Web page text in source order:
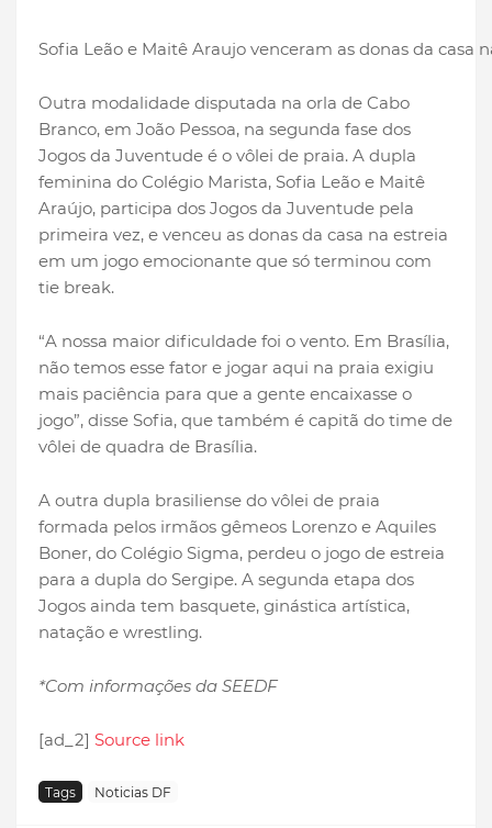
Sofia Leão e Maitê Araujo venceram as donas da casa
Outra modalidade disputada na orla de Cabo
Branco, em João Pessoa, na segunda fase dos
Jogos da Juventude é o vôlei de praia. A dupla
feminina do Colégio Marista, Sofia Leão e Maitê
Araújo, participa dos Jogos da Juventude pela
primeira vez, e venceu as donas da casa na estreia
em um jogo emocionante que só terminou com
tie break.
“A nossa maior dificuldade foi o vento. Em Brasília,
não temos esse fator e jogar aqui na praia exigiu
mais paciência para que a gente encaixasse o
jogo”, disse Sofia, que também é capitã do time de
vôlei de quadra de Brasília.
A outra dupla brasiliense do vôlei de praia
formada pelos irmãos gêmeos Lorenzo e Aquiles
Boner, do Colégio Sigma, perdeu o jogo de estreia
para a dupla do Sergipe. A segunda etapa dos
Jogos ainda tem basquete, ginástica artística,
natação e wrestling.
*Com informações da SEEDF
[ad_2] Source link
Tags Noticias DF